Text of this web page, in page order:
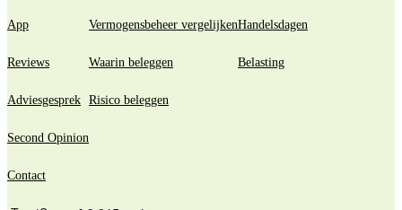
App
Reviews
Adviesgesprek
Second Opinion
Contact
Vermogensbeheer vergelijken
Waarin beleggen
Risico beleggen
Handelsdagen
Belasting